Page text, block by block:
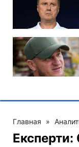
Главная »
Експерти: